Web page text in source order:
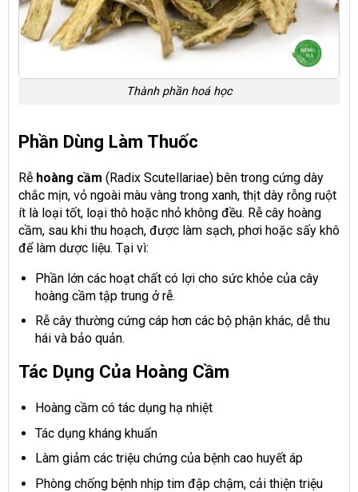
Thành phần hoá học
Phần Dùng Làm Thuốc
Rễ hoàng cầm (Radix Scutellariae) bên trong cứng dày
chắc mịn, vỏ ngoài màu vàng trong xanh, thịt dày rỗng ruột
ít là loại tốt, loại thô hoặc nhỏ không đều. Rễ cây hoàng
cầm, sau khi thu hoạch, được làm sạch, phơi hoặc sấy khô
để làm dược liệu. Tại vì:
Phần lớn các hoạt chất có lợi cho sức khỏe của cây
hoàng cầm tập trung ở rễ.
Rễ cây thường cứng cáp hơn các bộ phận khác, dễ thu
hái và bảo quản.
Tác Dụng Của Hoàng Cầm
Hoàng cầm có tác dụng hạ nhiệt
Tác dụng kháng khuẩn
Làm giảm các triệu chứng của bệnh cao huyết áp
Phòng chống bệnh nhịp tim đập chậm, cải thiện triệu